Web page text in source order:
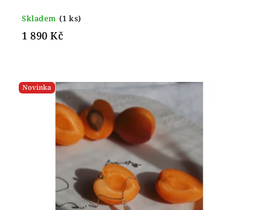
Skladem (1 ks)
1 890 Kč
Novinka